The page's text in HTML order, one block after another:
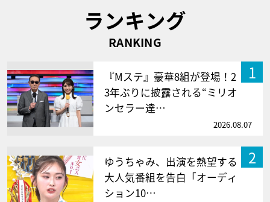
ランキング
RANKING
1
『Mステ』豪華8組が登場！2
3年ぶりに披露される“ミリオ
ンセラー達…
2026.08.07
2
ゆうちゃみ、出演を熱望する
大人気番組を告白「オーディ
ション10…